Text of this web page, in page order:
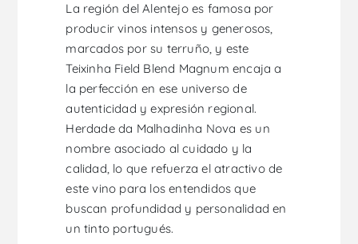
La región del Alentejo es famosa por
producir vinos intensos y generosos,
marcados por su terruño, y este
Teixinha Field Blend Magnum encaja a
la perfección en ese universo de
autenticidad y expresión regional.
Herdade da Malhadinha Nova es un
nombre asociado al cuidado y la
calidad, lo que refuerza el atractivo de
este vino para los entendidos que
buscan profundidad y personalidad en
un tinto portugués.